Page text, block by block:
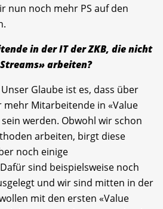
nun noch mehr PS auf den
in der IT der ZKB, die nicht
arbeiten?
Glaube ist es, dass über
Mitarbeitende in «Value
werden. Obwohl wir schon
arbeiten, birgt diese
noch einige
sind beispielsweise noch
und wir sind mitten in der
mit den ersten «Value